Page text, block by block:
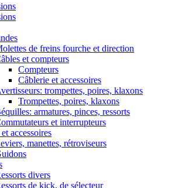
de freins fourche et direction
et compteurs
Compteurs
Câblerie et accessoires
trompettes, poires, klaxons
Trompettes, poires, klaxons
armatures, pinces, ressorts
et interrupteurs
accessoires
manettes, rétroviseurs
divers
de kick, de sélecteur